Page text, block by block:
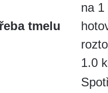
tmelu
na 1
1.0